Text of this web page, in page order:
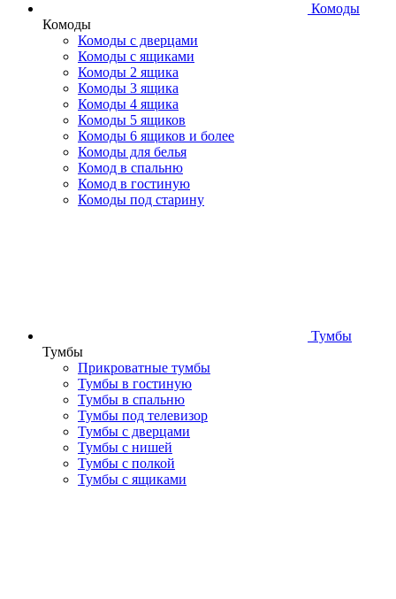
Комоды
Комоды
Комоды с дверцами
Комоды с ящиками
Комоды 2 ящика
Комоды 3 ящика
Комоды 4 ящика
Комоды 5 ящиков
Комоды 6 ящиков и более
Комоды для белья
Комод в спальню
Комод в гостиную
Комоды под старину
Тумбы
Тумбы
Прикроватные тумбы
Тумбы в гостиную
Тумбы в спальню
Тумбы под телевизор
Тумбы с дверцами
Тумбы с нишей
Тумбы с полкой
Тумбы с ящиками